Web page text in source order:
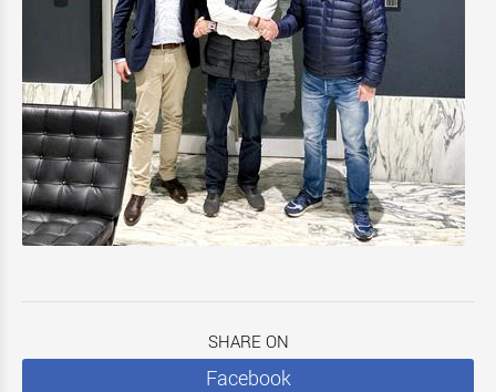
SHARE ON
Facebook